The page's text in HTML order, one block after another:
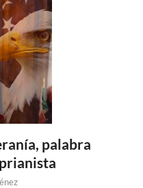
palabra